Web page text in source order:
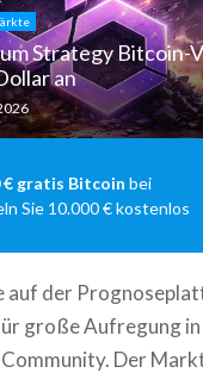
Strategy Bitcoin-
an
€ gratis Bitcoin bei
Sie 10.000 € kostenlos
auf der
große Aufregung
Der